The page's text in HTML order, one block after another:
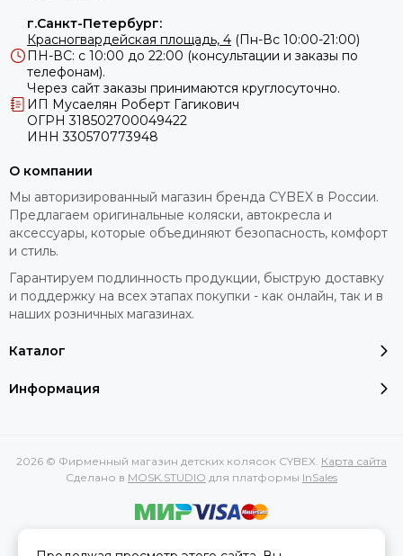
г.Санкт-Петербург:
Красногвардейская площадь, 4 (Пн-Вс 10:00-21:00)
ПН-ВС: с 10:00 до 22:00 (консультации и заказы по
телефонам).
Через сайт заказы принимаются круглосуточно.
ИП Мусаелян Роберт Гагикович
ОГРН 318502700049422
ИНН 330570773948
Каталог
Информация
О компании
Мы авторизированный магазин бренда CYBEX в России.
Предлагаем оригинальные коляски, автокресла и
аксессуары, которые объединяют безопасность, комфорт
и стиль.
Гарантируем подлинность продукции, быструю доставку
и поддержку на всех этапах покупки - как онлайн, так и в
наших розничных магазинах.
2026 © Фирменный магазин детских колясок CYBEX. Карта сайта
Сделано в MOSK.STUDIO для платформы InSales